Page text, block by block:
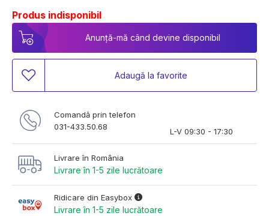
Produs indisponibil
Anunță-mă când devine disponibil
Adaugă la favorite
Comandă prin telefon
031-433.50.68
L-V 09:30 - 17:30
Livrare în România
Livrare în 1-5 zile lucrătoare
Ridicare din Easybox
Livrare în 1-5 zile lucrătoare